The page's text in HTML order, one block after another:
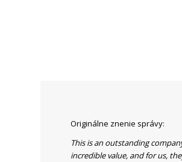
Originálne znenie správy:
This is an outstanding
incredible value, and for us,